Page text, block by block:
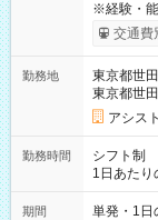
※経験・能
間】試用
交通費
勤務地
東京都世
東京都世
アシス
勤務時間
シフト制
1日あたり
勤務 勤務：月
可能です！ ※1日あたりの最大実働時間は日勤、夜勤共に
期間 単発・1日